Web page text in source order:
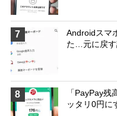
7
Androidスマ
た…元に戻す
8
「PayPay
ッタリ0円に